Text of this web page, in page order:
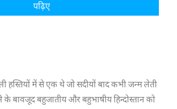
पढ़िए
हस्तियों में से एक थे जो सदीयों बाद कभी जन्म लेती
के बावजूद बहुजातीय और बहुभाषीय हिन्दोस्तान को